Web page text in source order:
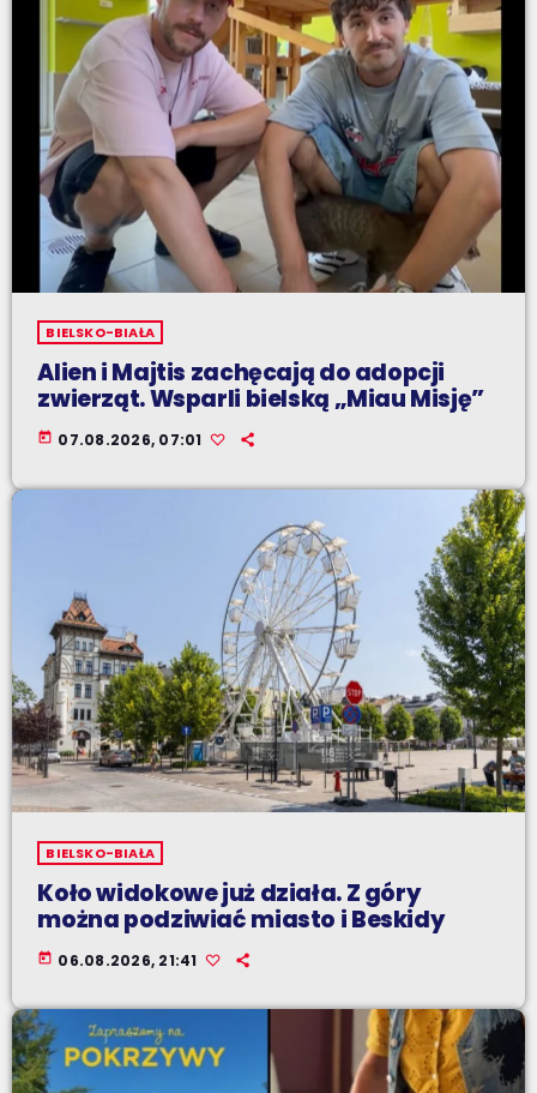
BIELSKO-BIAŁA
Alien i Majtis zachęcają do adopcji
zwierząt. Wsparli bielską „Miau Misję”
today 07.08.2026, 07:01
BIELSKO-BIAŁA
Koło widokowe już działa. Z góry
można podziwiać miasto i Beskidy
today 06.08.2026, 21:41